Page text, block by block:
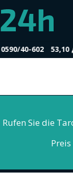
40-602 53,10
Rufen Sie die